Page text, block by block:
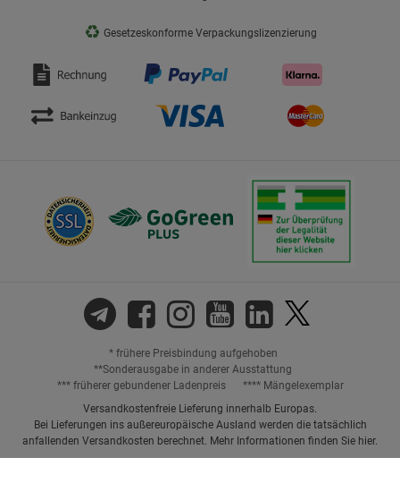
♻ Gesetzeskonforme Verpackungslizenzierung
* frühere Preisbindung aufgehoben
**Sonderausgabe in anderer Ausstattung
*** früherer gebundener Ladenpreis
**** Mängelexemplar
Versandkostenfreie Lieferung innerhalb Europas.
Bei Lieferungen ins außereuropäische Ausland werden die tatsächlich
anfallenden Versandkosten berechnet. Mehr Informationen finden Sie hier.